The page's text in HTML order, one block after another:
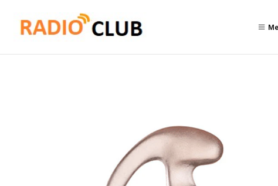
Motorola RLN4760 Cómodo adaptador auricular